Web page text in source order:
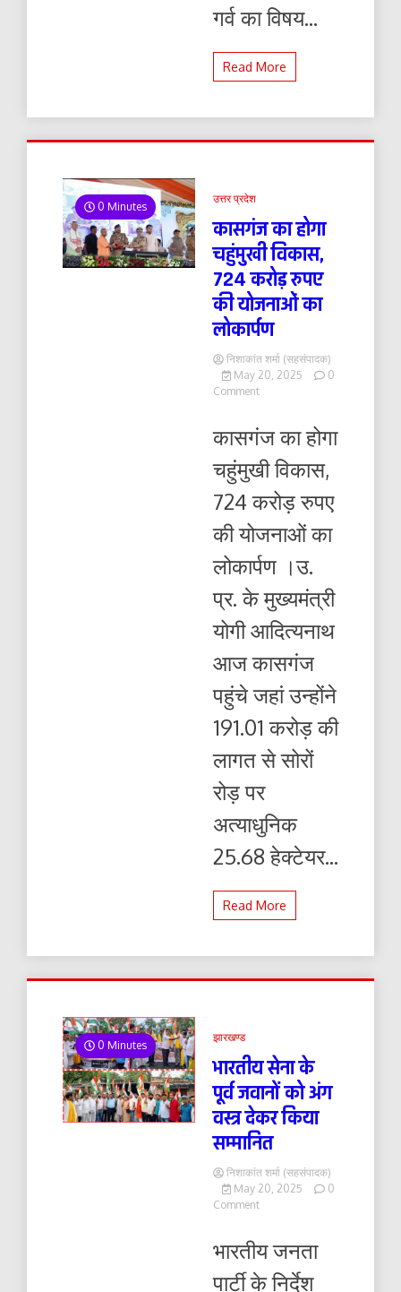
गर्व का विषय...
Read More
0 Minutes
उत्तर प्रदेश
कासगंज का होगा
चहुंमुखी विकास,
724 करोड़ रुपए
की योजनाओं का
लोकार्पण
निशाकांत शर्मा (सहसंपादक)
May 20, 2025
0
Commenton
होगा
विकास,
724
करोड़
की
योजनाओं
का
कासगंज का होगा
चहुंमुखी विकास,
724 करोड़ रुपए
की योजनाओं का
लोकार्पण ।उ.
प्र. के मुख्यमंत्री
योगी आदित्यनाथ
आज कासगंज
पहुंचे जहां उन्होंने
191.01 करोड़ की
लागत से सोरों
रोड़ पर
अत्याधुनिक
25.68 हेक्टेयर...
Read More
0 Minutes
झारखण्ड
भारतीय सेना के
पूर्व जवानों को अंग
वस्त्र देकर किया
सम्मानित
निशाकांत शर्मा (सहसंपादक)
May 20, 2025
0
Commenton
के
जवानों
भारतीय जनता
पार्टी के निर्देश